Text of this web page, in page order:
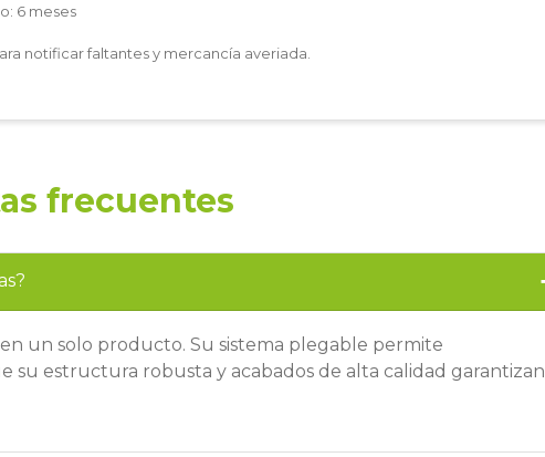
6 meses
notificar faltantes y mercancía averiada.
frecuentes
un solo producto. Su sistema plegable permite
su estructura robusta y acabados de alta calidad garantizan